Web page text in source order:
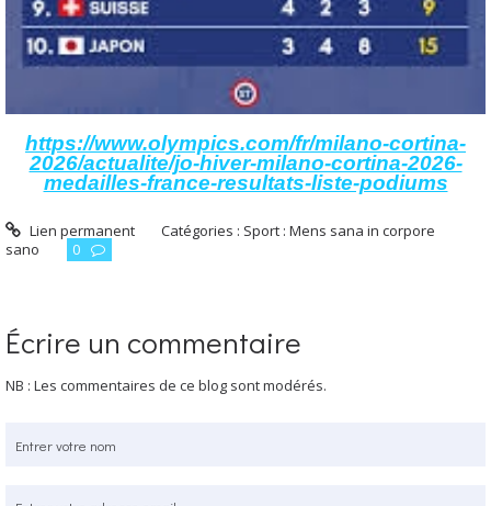
https://www.olympics.com/fr/milano-cortina-
2026/actualite/jo-hiver-milano-cortina-2026-
medailles-france-resultats-liste-podiums
Lien permanent Catégories : Sport : Mens sana in corpore
sano
0
Écrire un commentaire
NB : Les commentaires de ce blog sont modérés.